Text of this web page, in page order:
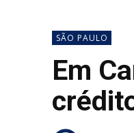
SÃO PAULO
Em